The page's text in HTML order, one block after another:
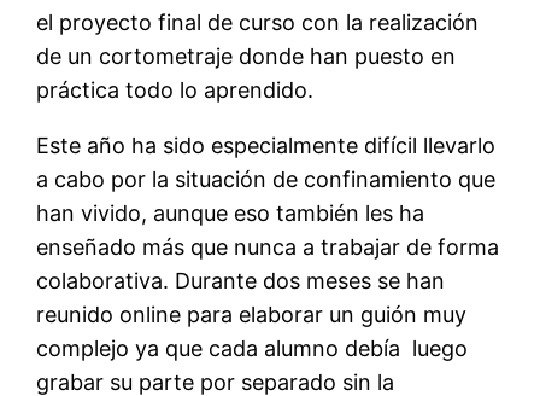
el proyecto final de curso con la realización
de un cortometraje donde han puesto en
práctica todo lo aprendido.
Este año ha sido especialmente difícil llevarlo
a cabo por la situación de confinamiento que
han vivido, aunque eso también les ha
enseñado más que nunca a trabajar de forma
colaborativa. Durante dos meses se han
reunido online para elaborar un guión muy
complejo ya que cada alumno debía luego
grabar su parte por separado sin la